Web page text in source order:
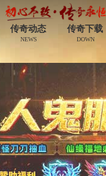
传奇动态
NEWS
传奇下载
DOWN